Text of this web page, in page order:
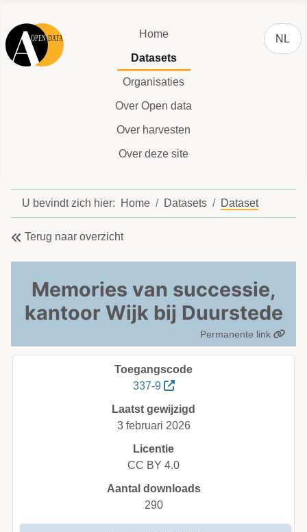
Home
Datasets
Organisaties
Over Open data
Over harvesten
Over deze site
NL
U bevindt zich hier: Home Datasets Dataset
Terug naar overzicht
Memories van successie,
kantoor Wijk bij Duurstede
Permanente link
Toegangscode
337-9
Laatst gewijzigd
3 februari 2026
Licentie
CC BY 4.0
Aantal downloads
290